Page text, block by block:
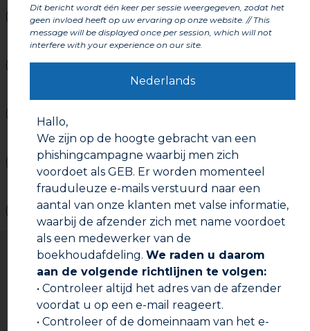
Voordelen
Kenmerken
Labels en certificeringen
Waarschuwingen
Gebruiksaanwijzing
De verbindingen die worden gerealiseerd met het
hechtmiddel dienen te worden uitgevoerd onder de
volgende omstandigheden: (Uittreksel uit DTU 60-31,
-32, -33 CH 3.21). De temperatuur bij verwerking dient
tussen +5°C en +35°C te zijn.
Dit bericht wordt één keer per sessie weergegeven, zodat het
geen invloed heeft op uw ervaring op onze website. // This
message will be displayed once per session, which will not
interfere with your experience on our site.
Nederlands
Hallo,
We zijn op de hoogte gebracht van een
phishingcampagne waarbij men zich
voordoet als GEB. Er worden momenteel
frauduleuze e-mails verstuurd naar een
aantal van onze klanten met valse informatie,
waarbij de afzender zich met name voordoet
als een medewerker van de
boekhoudafdeling. We raden u daarom
aan de volgende richtlijnen te volgen:
• Controleer altijd het adres van de afzender
voordat u op een e-mail reageert.
• Controleer of de domeinnaam van het e-